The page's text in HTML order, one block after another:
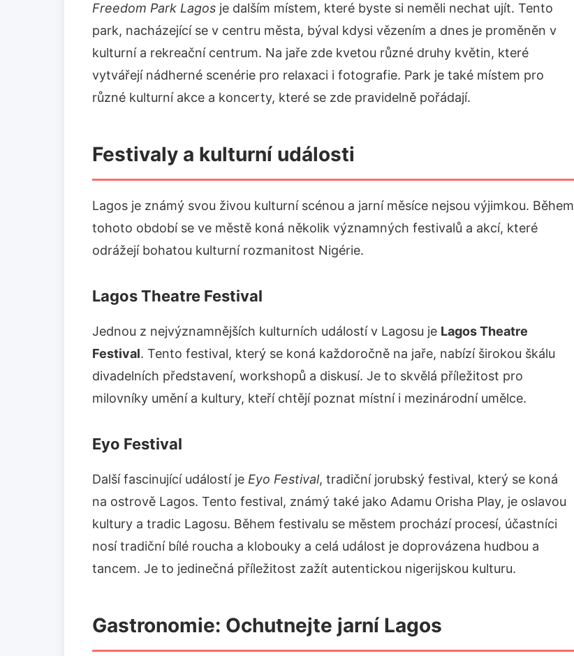
Freedom Park Lagos je dalším místem, které byste si neměli nechat ujít. Tento
park, nacházející se v centru města, býval kdysi vězením a dnes je proměněn v
kulturní a rekreační centrum. Na jaře zde kvetou různé druhy květin, které
vytvářejí nádherné scenérie pro relaxaci i fotografie. Park je také místem pro
různé kulturní akce a koncerty, které se zde pravidelně pořádají.
Festivaly a kulturní události
Lagos je známý svou živou kulturní scénou a jarní měsíce nejsou výjimkou. Během
tohoto období se ve městě koná několik významných festivalů a akcí, které
odrážejí bohatou kulturní rozmanitost Nigérie.
Lagos Theatre Festival
Jednou z nejvýznamnějších kulturních událostí v Lagosu je Lagos Theatre
Festival. Tento festival, který se koná každoročně na jaře, nabízí širokou škálu
divadelních představení, workshopů a diskusí. Je to skvělá příležitost pro
milovníky umění a kultury, kteří chtějí poznat místní i mezinárodní umělce.
Eyo Festival
Další fascinující událostí je Eyo Festival, tradiční jorubský festival, který se koná
na ostrově Lagos. Tento festival, známý také jako Adamu Orisha Play, je oslavou
kultury a tradic Lagosu. Během festivalu se městem prochází procesí, účastníci
nosí tradiční bílé roucha a klobouky a celá událost je doprovázena hudbou a
tancem. Je to jedinečná příležitost zažít autentickou nigerijskou kulturu.
Gastronomie: Ochutnejte jarní Lagos